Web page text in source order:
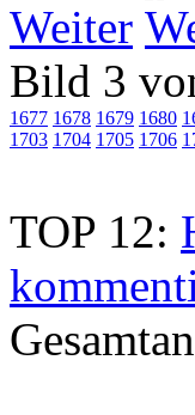
Weiter
Bild 3
1677 1678 1679 1680
1703 1704 1705 1706
TOP 12: